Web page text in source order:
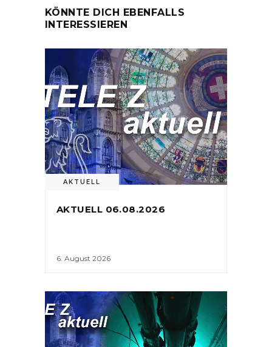
KÖNNTE DICH EBENFALLS
INTERESSIEREN
AKTUELL
AKTUELL 06.08.2026
6. August 2026